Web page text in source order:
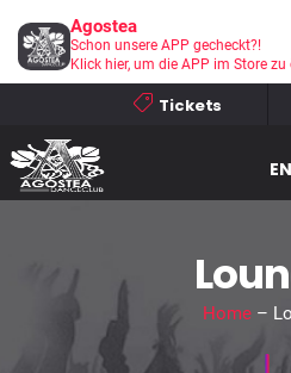
Tickets
Home–
Agostea
Schon unsere APP gecheckt?!
Klick hier, um die APP im Store zu